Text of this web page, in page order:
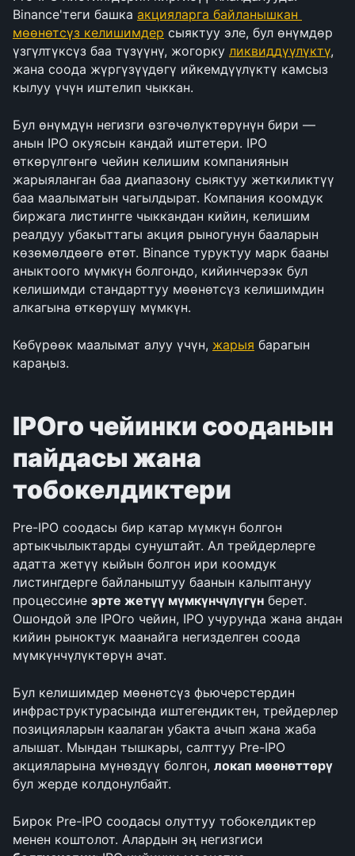
Binance'теги башка акцияларга байланышкан
мөөнөтсүз келишимдер сыяктуу эле, бул өнүмдөр
үзгүлтүксүз баа түзүүнү, жогорку ликвиддүүлүктү,
жана соода жүргүзүүдөгү ийкемдүүлүктү камсыз
кылуу үчүн иштелип чыккан.
Бул өнүмдүн негизги өзгөчөлүктөрүнүн бири —
анын IPO окуясын кандай иштетери. IPO
өткөрүлгөнгө чейин келишим компаниянын
жарыяланган баа диапазону сыяктуу жеткиликтүү
баа маалыматын чагылдырат. Компания коомдук
биржага листингге чыккандан кийин, келишим
реалдуу убакыттагы акция рыногунун бааларын
көзөмөлдөөгө өтөт. Binance туруктуу марк бааны
аныктоого мүмкүн болгондо, кийинчерээк бул
келишимди стандарттуу мөөнөтсүз келишимдин
алкагына өткөрүшү мүмкүн.
Көбүрөөк маалымат алуу үчүн, жарыя барагын
караңыз.
IPOго чейинки сооданын
пайдасы жана
тобокелдиктери
Pre-IPO соодасы бир катар мүмкүн болгон
артыкчылыктарды сунуштайт. Ал трейдерлерге
адатта жетүү кыйын болгон ири коомдук
листингдерге байланыштуу баанын калыптануу
процессине эрте жетүү мүмкүнчүлүгүн берет.
Ошондой эле IPOго чейин, IPO учурунда жана андан
кийин рыноктук маанайга негизделген соода
мүмкүнчүлүктөрүн ачат.
Бул келишимдер мөөнөтсүз фьючерстердин
инфраструктурасында иштегендиктен, трейдерлер
позицияларын каалаган убакта ачып жана жаба
алышат. Мындан тышкары, салттуу Pre-IPO
акцияларына мүнөздүү болгон, локап мөөнөттөрү
бул жерде колдонулбайт.
Бирок Pre-IPO соодасы олуттуу тобокелдиктер